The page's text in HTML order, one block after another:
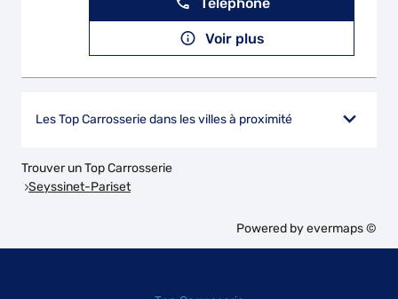
Voir plus
Les Top Carrosserie dans les villes à proximité
Trouver un Top Carrosserie
Seyssinet-Pariset
Powered byevermaps ©